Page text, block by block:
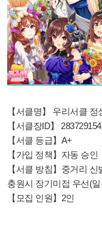
【서클명】 우리서클 정
【서클장ID】
【서클 등급】A+
【가입 정책】자동 승인
【서클 방침】중거리
충원시 장기미접 우선(
【모집 인원】2인